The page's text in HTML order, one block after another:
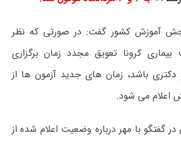
آموزش کشور گفت: در صورتی که نظر
کرونا تعویق مجدد زمان برگزاری
باشد، زمان های جدید آزمون ها از
اعلام می شود.
در گفتگو با مهر درباره وضعیت اعلام شده از